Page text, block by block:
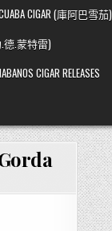
CIGAR (庫阿巴雪茄)
.德.蒙特雷)
CIGAR RELEASES